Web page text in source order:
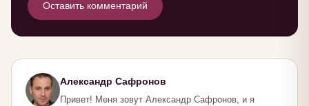
Оставить комментарий
Александр Сафронов
Привет! Меня зовут Александр Сафронов, и я